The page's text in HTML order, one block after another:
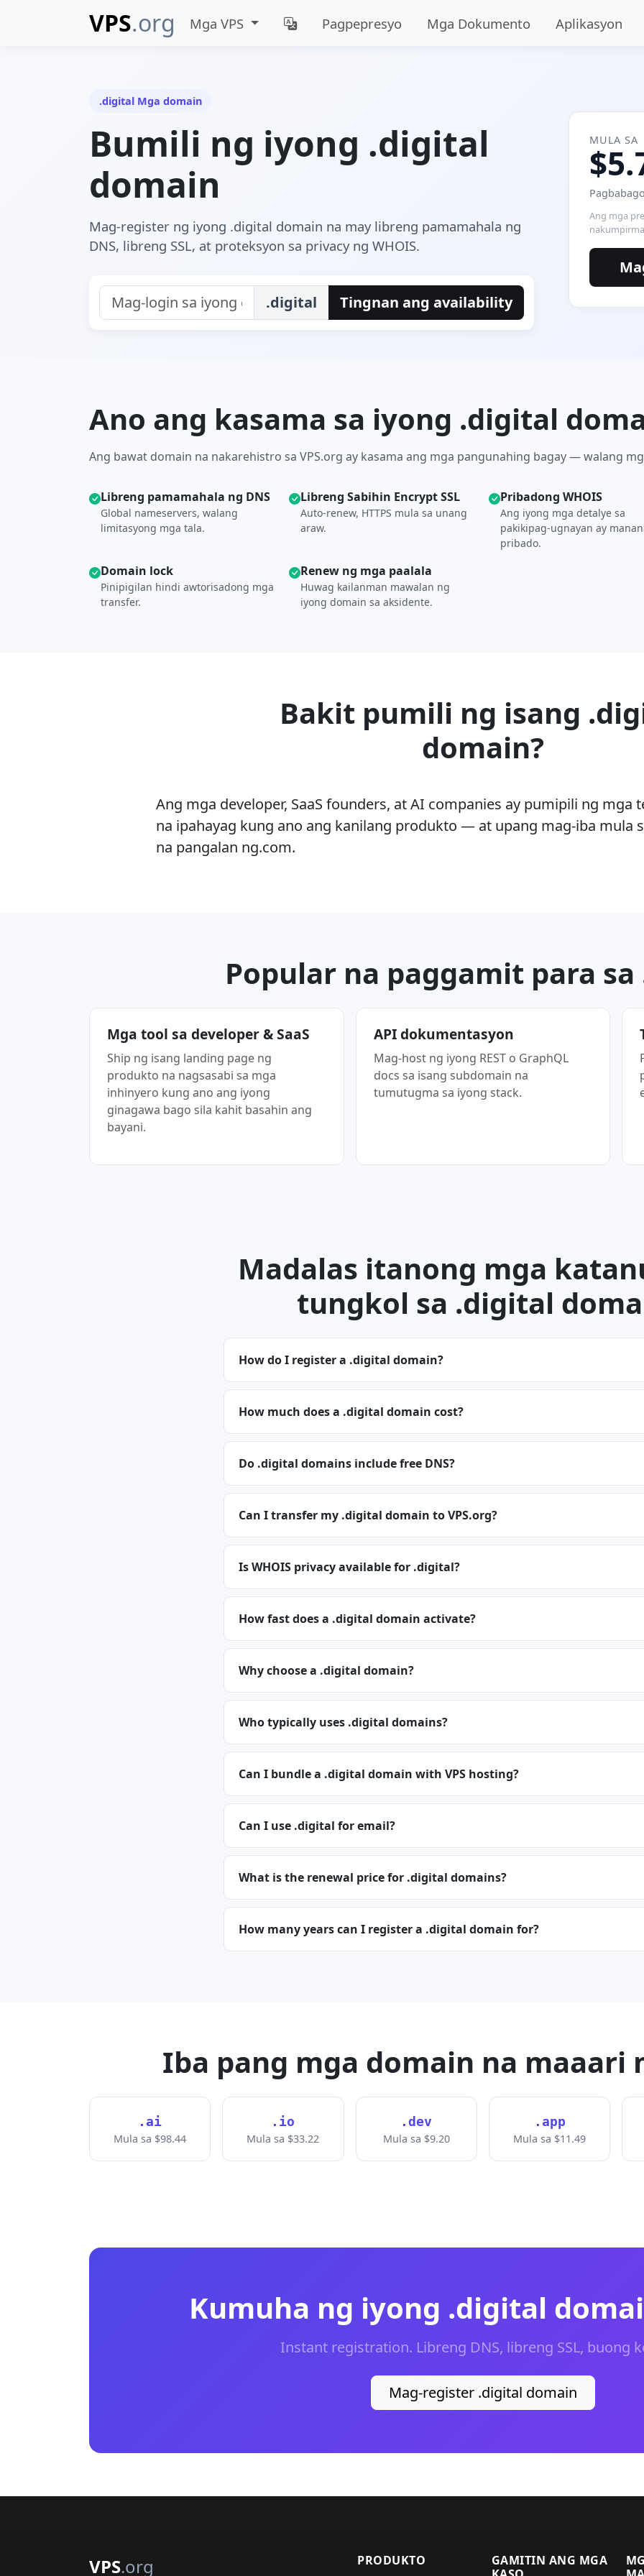
VPS.org Mga VPS Pagpepresyo Mga Dokumento Aplikasyon
.digital Mga domain
Bumili ng iyong .digital
domain
Mag-register ng iyong .digital domain na may libreng pamamahala ng
DNS, libreng SSL, at proteksyon sa privacy ng WHOIS.
.digital Tingnan ang availability
MULA SA
Ang mga
Ano ang kasama sa iyong .digital
Ang bawat domain na nakarehistro sa VPS.org ay kasama ang mga pangunahing bagay — walang
Libreng pamamahala ng DNS
Global nameservers, walang
limitasyong mga tala.
Libreng Sabihin Encrypt SSL
Auto-renew, HTTPS mula sa unang
araw.
Pribadong WHOIS
Ang iyong mga detalye sa
pakikipag-ugnayan ay
pribado.
Domain lock
Pinipigilan hindi awtorisadong mga
transfer.
Renew ng mga paalala
Huwag kailanman mawalan ng
iyong domain sa aksidente.
Bakit pumili ng isang
domain?
Ang mga developer, SaaS founders, at AI companies ay pumipili ng mga
na ipahayag kung ano ang kanilang produkto — at upang mag-iba mula
na pangalan ng.com.
Popular na paggamit para
Mga tool sa developer & SaaS
Ship ng isang landing page ng
produkto na nagsasabi sa mga
inhinyero kung ano ang iyong
ginagawa bago sila kahit basahin ang
bayani.
API dokumentasyon
Mag-host ng iyong REST o GraphQL
docs sa isang subdomain na
tumutugma sa iyong stack.
Madalas itanong mga
tungkol sa .digital
How do I register a .digital domain?
How much does a .digital domain cost?
Do .digital domains include free DNS?
Can I transfer my .digital domain to VPS.org?
Is WHOIS privacy available for .digital?
How fast does a .digital domain activate?
Why choose a .digital domain?
Who typically uses .digital domains?
Can I bundle a .digital domain with VPS hosting?
Can I use .digital for email?
What is the renewal price for .digital domains?
How many years can I register a .digital domain for?
Iba pang mga domain na maaari
.ai
Mula sa $98.44
.io
Mula sa $33.22
.dev
Mula sa $9.20
.app
Mula sa $11.49
Kumuha ng iyong .digital
Instant registration. Libreng DNS, libreng SSL, buong
Mag-register .digital domain
VPS.org PRODUKTO
GAMITIN ANG MGA